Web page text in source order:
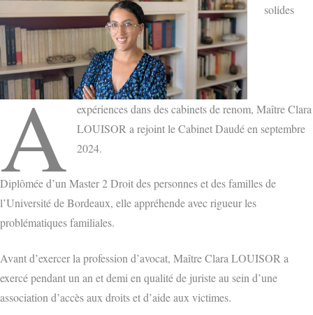
A
solides
expériences dans des cabinets de renom, Maître Clara
LOUISOR a rejoint le Cabinet Daudé en septembre
2024.
Diplômée d’un Master 2 Droit des personnes et des familles de
l’Université de Bordeaux, elle appréhende avec rigueur les
problématiques familiales.
Avant d’exercer la profession d’avocat, Maître Clara LOUISOR a
exercé pendant un an et demi en qualité de juriste au sein d’une
association d’accès aux droits et d’aide aux victimes.